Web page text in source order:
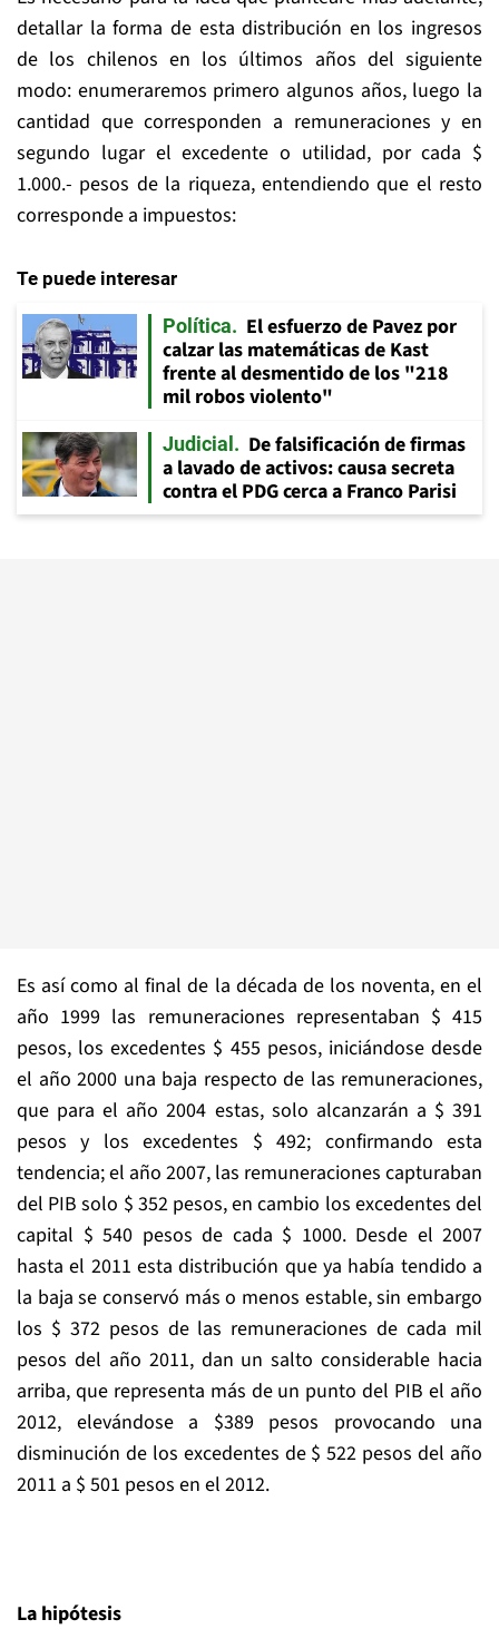
detallar la forma de esta distribución en los ingresos
de los chilenos en los últimos años del siguiente
modo: enumeraremos primero algunos años, luego la
cantidad que corresponden a remuneraciones y en
segundo lugar el excedente o utilidad, por cada $
1.000.- pesos de la riqueza, entendiendo que el resto
corresponde a impuestos:
Te puede interesar
Política
El esfuerzo de Pavez por
calzar las matemáticas de Kast
frente al desmentido de los "218
mil robos violento"
Judicial
De falsificación de firmas
a lavado de activos: causa secreta
contra el PDG cerca a Franco Parisi
Es así como al final de la década de los noventa, en el
año 1999 las remuneraciones representaban $ 415
pesos, los excedentes $ 455 pesos, iniciándose desde
el año 2000 una baja respecto de las remuneraciones,
que para el año 2004 estas, solo alcanzarán a $ 391
pesos y los excedentes $ 492; confirmando esta
tendencia; el año 2007, las remuneraciones capturaban
del PIB solo $ 352 pesos, en cambio los excedentes del
capital $ 540 pesos de cada $ 1000. Desde el 2007
hasta el 2011 esta distribución que ya había tendido a
la baja se conservó más o menos estable, sin embargo
los $ 372 pesos de las remuneraciones de cada mil
pesos del año 2011, dan un salto considerable hacia
arriba, que representa más de un punto del PIB el año
2012, elevándose a $389 pesos provocando una
disminución de los excedentes de $ 522 pesos del año
2011 a $ 501 pesos en el 2012.
La hipótesis